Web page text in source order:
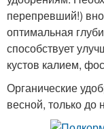
перепревший!)
оптимальная
способствует
кустов калием,
Органические
весной, только до